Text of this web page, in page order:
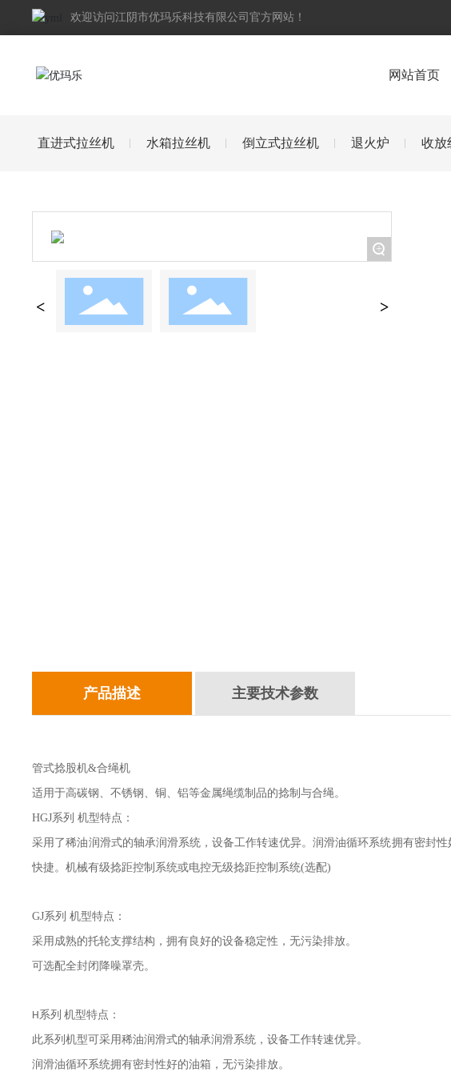
欢迎访问江阴市优玛乐科技有限公司官方网站！
网站首页
直进式拉丝机 水箱拉丝机 倒立式拉丝机 退火炉 收放
+
产品描述 主要技术参数
管式捻股机&合绳机
适用于高碳钢、不锈钢、铜、铝等金属绳缆制品的捻制与合绳。
HGJ系列 机型特点：
采用了稀油润滑式的轴承润滑系统，设备工作转速优异。润滑油循环系统拥有密封
快捷。机械有级捻距控制系统或电控无级捻距控制系统(选配)
GJ系列 机型特点：
采用成熟的托轮支撑结构，拥有良好的设备稳定性，无污染排放。
可选配全封闭降噪罩壳。
H系列 机型特点：
此系列机型可采用稀油润滑式的轴承润滑系统，设备工作转速优异。
润滑油循环系统拥有密封性好的油箱，无污染排放。